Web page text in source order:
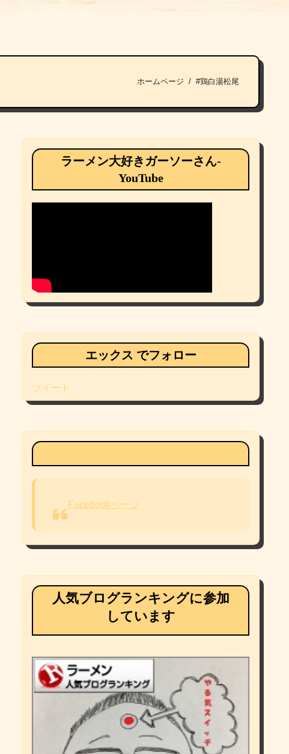
ホームページ #鶏白湯松尾
ラーメン大好きガーソーさん-
YouTube
エックス でフォロー
ツイート
Facebookページ
人気ブログランキングに参加
しています